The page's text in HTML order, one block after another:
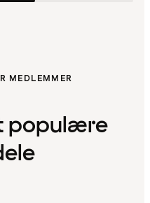
MEDLEMMER
populære